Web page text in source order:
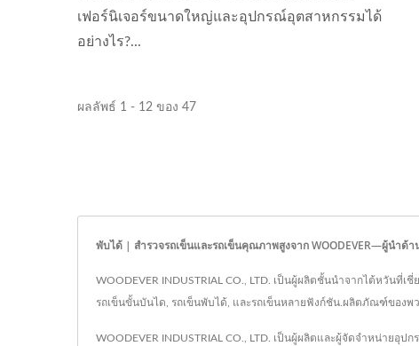
เฟอร์นิเจอร์ขนาดใหญ่และอุปกรณ์อุตสาหกรรมได้
อย่างไร?...
ผลลัพธ์ 1 - 12 ของ 47
พับได้ | สำรวจรถเข็นและรถเข็นคุณภาพสูงจาก WOODEVER—ผู้นำด้า
WOODEVER INDUSTRIAL CO., LTD. เป็นผู้ผลิตชั้นนำจากไต้หวัน
รถเข็นขั้นบันได, รถเข็นพับได้, และรถเข็นหลายฟังก์ชัน.ผลิตภัณฑ์ของพ
WOODEVER INDUSTRIAL CO., LTD. เป็นผู้ผลิตและผู้จัดจำหน่า